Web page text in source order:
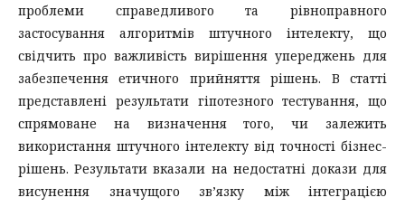
проблеми справедливого та рівноправного
застосування алгоритмів штучного інтелекту, що
свідчить про важливість вирішення упереджень для
забезпечення етичного прийняття рішень. В статті
представлені результати гіпотезного тестування, що
спрямоване на визначення того, чи залежить
використання штучного інтелекту від точності бізнес-
рішень. Результати вказали на недостатні докази для
висунення значущого зв’язку між інтеграцією